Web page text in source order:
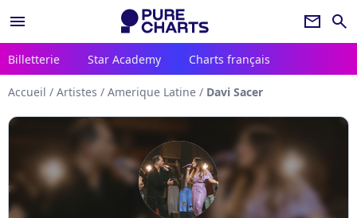
menu newsletter search
Billetterie Star Academy Charts français
Accueil / Artistes / Amerique Latine / Davi Sacer